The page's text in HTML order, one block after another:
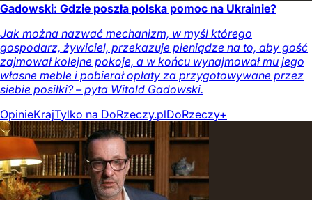
Gadowski: Gdzie poszła polska pomoc na Ukrainie?
Jak można nazwać mechanizm, w myśl którego
gospodarz, żywiciel, przekazuje pieniądze na to, aby gość
zajmował kolejne pokoje, a w końcu wynajmował mu jego
własne meble i pobierał opłaty za przygotowywane przez
siebie posiłki? – pyta Witold Gadowski.
OpinieKrajTylko na DoRzeczy.plDoRzeczy+